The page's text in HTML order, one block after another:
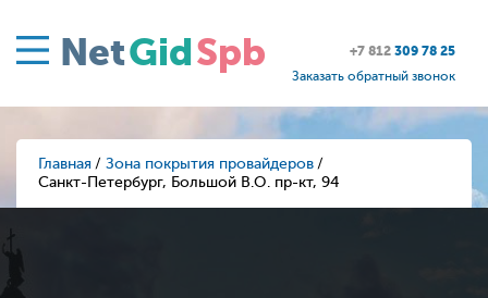
NetGidSpb +7 812 309 78 25
Заказать обратный звонок
Главная
Зона покрытия провайдеров
Санкт-Петербург, Большой В.О. пр-кт, 94